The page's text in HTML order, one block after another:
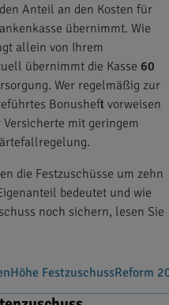
Anteil an den Kosten für
übernimmt. Wie
allein von Ihrem
übernimmt die Kasse 60
Wer regelmäßig zur
Bonusheft vorweisen
mit geringem
die Festzuschüsse um zehn
bedeutet und wie
noch sichern, lesen Sie
Höhe FestzuschussReform